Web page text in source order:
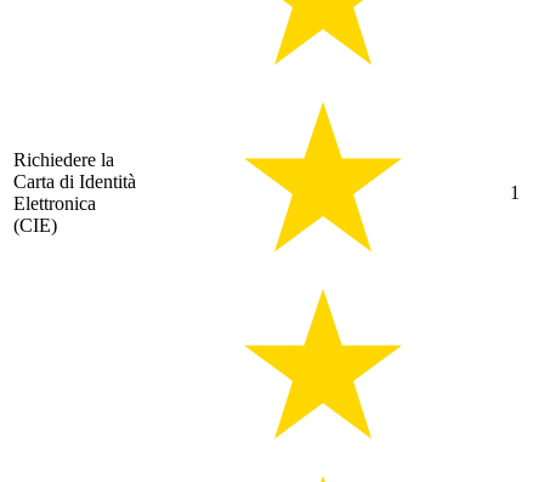
Richiedere la
Carta di Identità
Elettronica
(CIE)
1